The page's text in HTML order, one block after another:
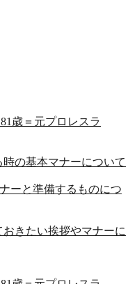
の基本マナーについて
ーと準備するものにつ
きたい挨拶やマナーに